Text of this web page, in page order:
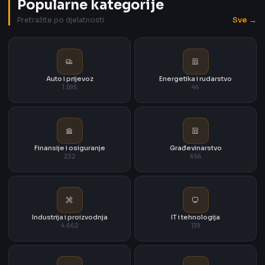
Popularne kategorije
Pretražite po djelatnosti Sve →
Auto i prijevoz
1.595
Energetika i rudarstvo
46
Finansije i osiguranje
232
Građevinarstvo
656
Industrija i proizvodnja
4.662
IT i tehnologija
139